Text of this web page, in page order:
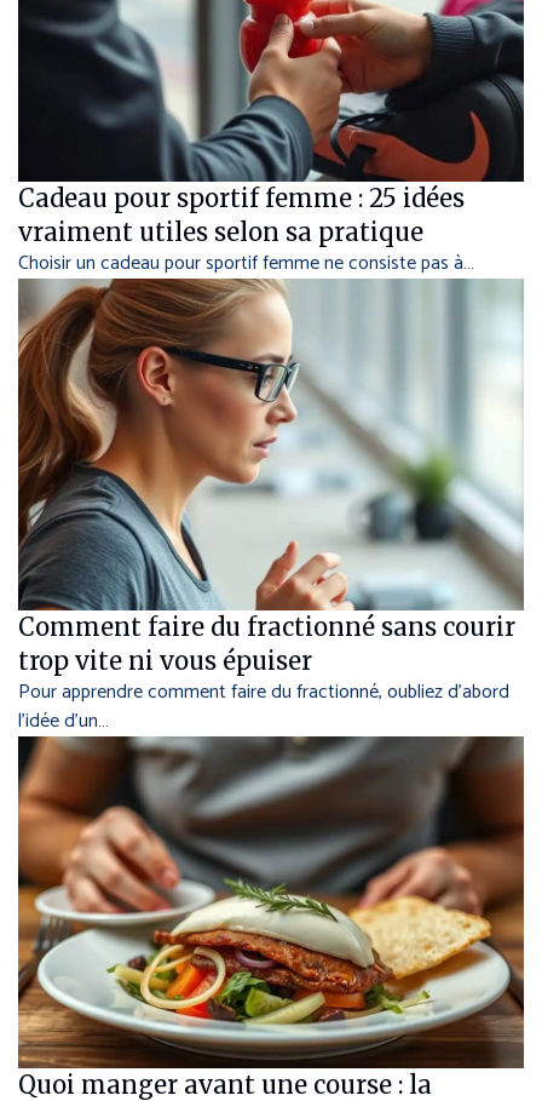
Cadeau pour sportif femme : 25 idées
vraiment utiles selon sa pratique
Choisir un cadeau pour sportif femme ne consiste pas à…
Comment faire du fractionné sans courir
trop vite ni vous épuiser
Pour apprendre comment faire du fractionné, oubliez d’abord
l’idée d’un…
Quoi manger avant une course : la